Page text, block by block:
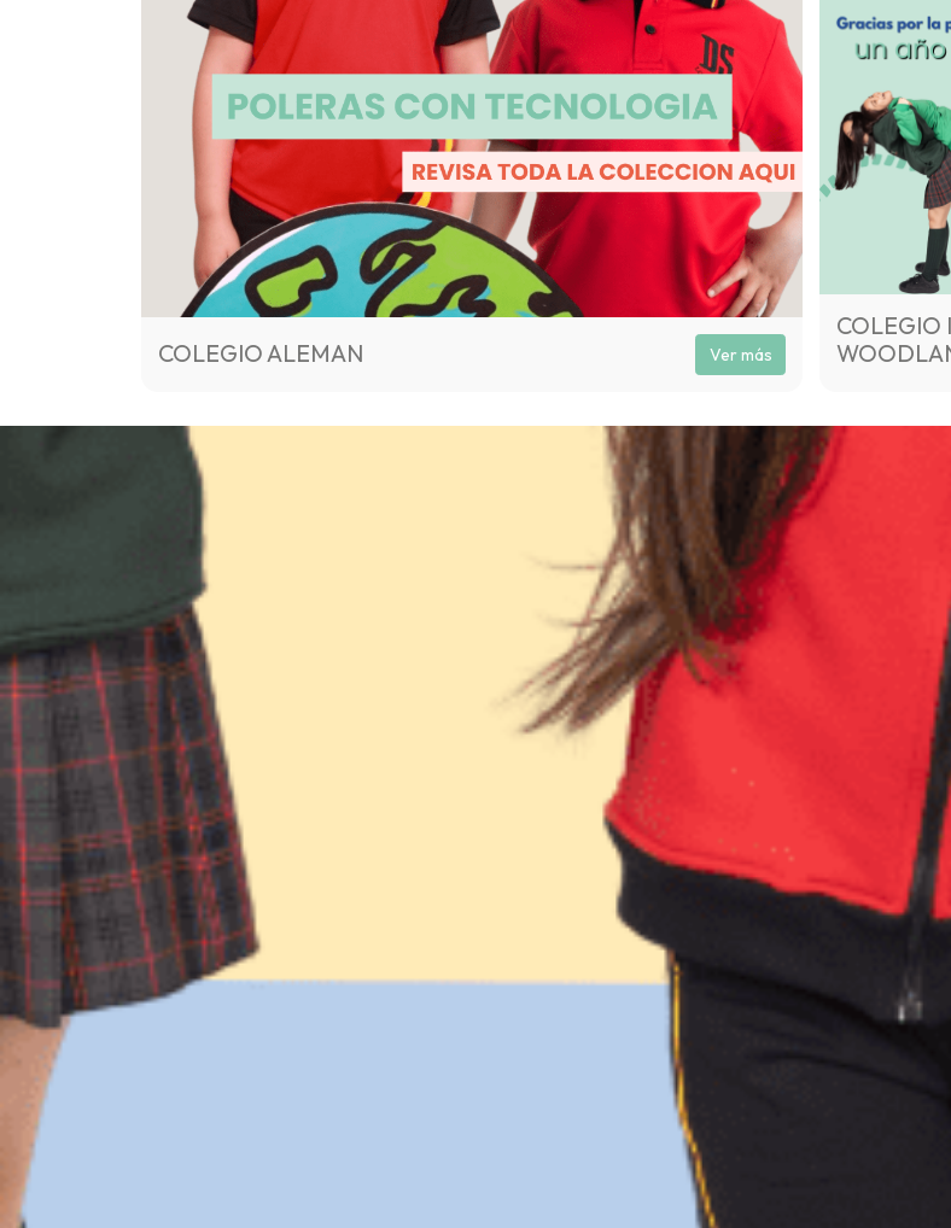
COLEGIO ALEMAN Ver más
COLEGIO